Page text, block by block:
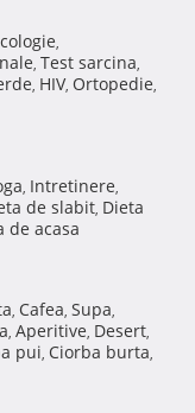
,
, Test sarcina,
, HIV, Ortopedie,
, Intretinere,
de slabit, Dieta
de acasa
, Cafea, Supa,
, Aperitive, Desert,
pui, Ciorba burta,